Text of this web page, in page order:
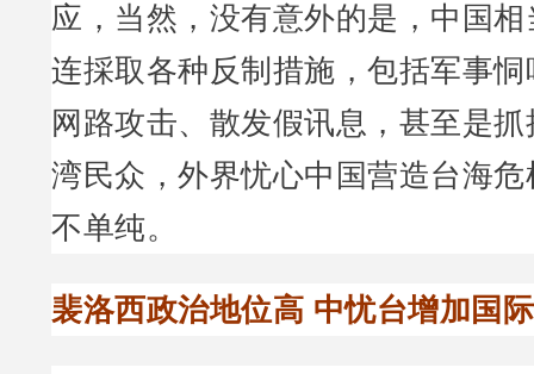
应，当然，没有意外的是，中国
连採取各种反制措施，包括军事
网路攻击、散发假讯息，甚至是
湾民众，外界忧心中国营造台海
不单纯。
裴洛西政治地位高 中忧台增加国